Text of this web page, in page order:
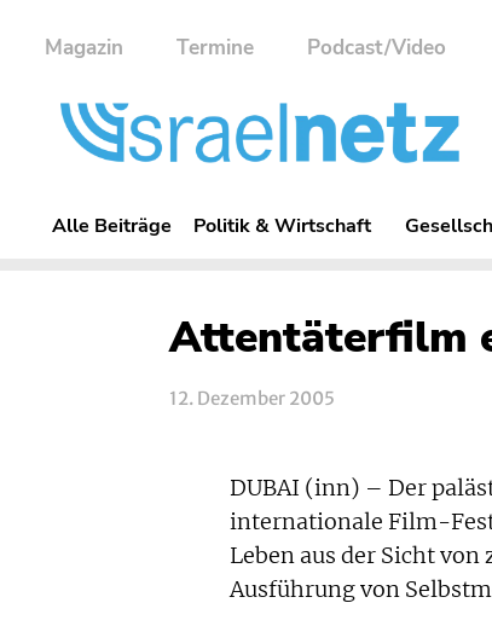
Magazin Termine Podcast/Video
Alle Beiträge Politik & Wirtschaft
Attentäterfilm
12. Dezember 2005
DUBAI (inn) – Der
internationale Film-
Leben aus der Sicht
Ausführung von